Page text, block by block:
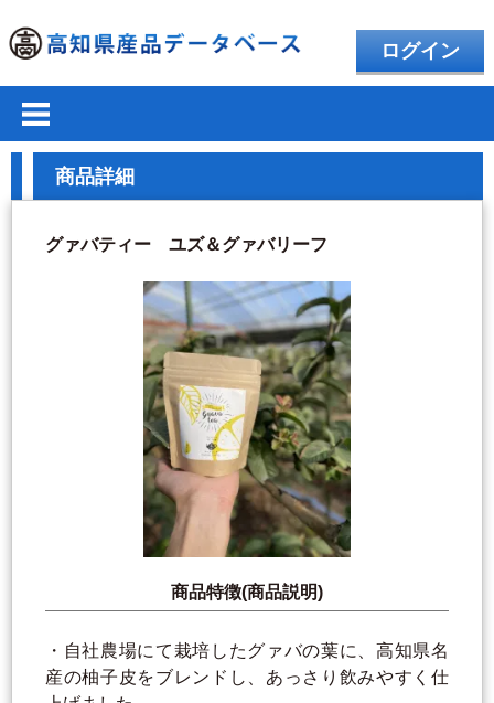
ログイン
商品詳細
グァバティー ユズ＆グァバリーフ
商品特徴(商品説明)
・自社農場にて栽培したグァバの葉に、高知県名
産の柚子皮をブレンドし、あっさり飲みやすく仕